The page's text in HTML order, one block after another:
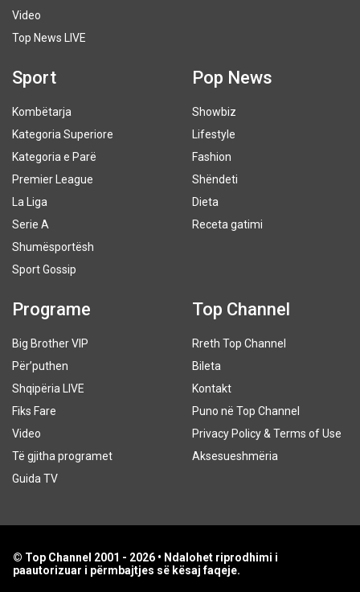
Video
Top News LIVE
Sport
Kombëtarja
Kategoria Superiore
Kategoria e Parë
Premier League
La Liga
Serie A
Shumësportësh
Sport Gossip
Pop News
Showbiz
Lifestyle
Fashion
Shëndeti
Dieta
Receta gatimi
Programe
Big Brother VIP
Për’puthen
Shqipëria LIVE
Fiks Fare
Video
Të gjitha programet
Guida TV
Top Channel
Rreth Top Channel
Bileta
Kontakt
Puno në Top Channel
Privacy Policy & Terms of Use
Aksesueshmëria
© Top Channel 2001 - 2026 • Ndalohet riprodhimi i
paautorizuar i përmbajtjes së kësaj faqeje.